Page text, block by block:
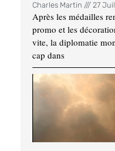
Charles Martin 27
Après les médailles
promo et les
vite, la diplomatie
cap dans